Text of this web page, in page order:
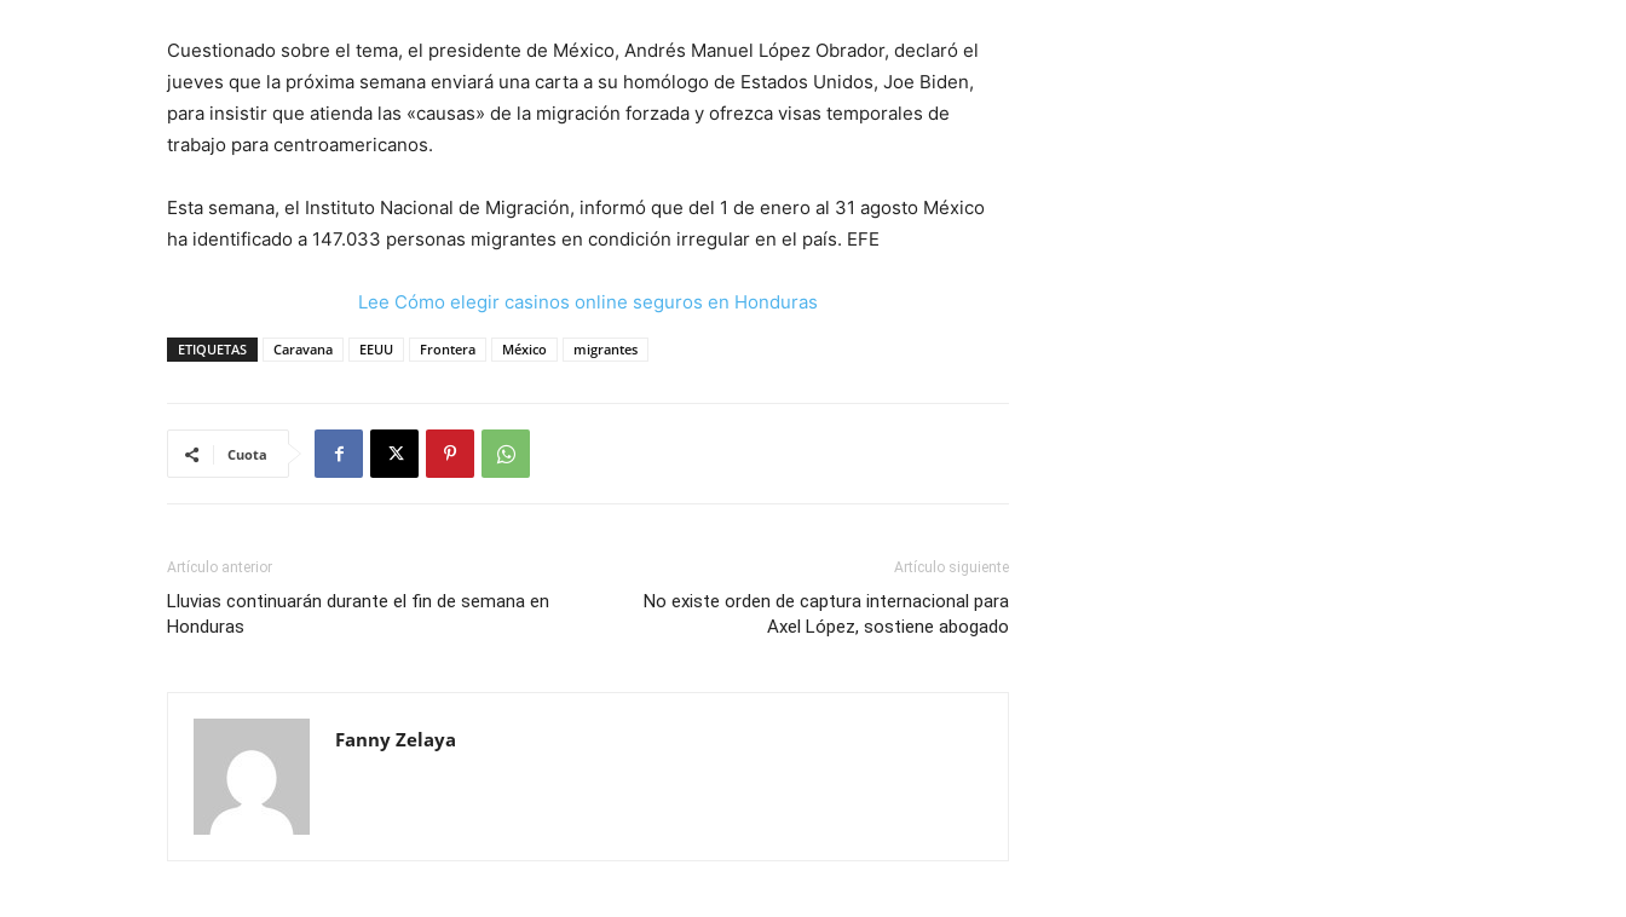
Cuestionado sobre el tema, el presidente de México, Andrés Manuel López Obrador, declaró el
jueves que la próxima semana enviará una carta a su homólogo de Estados Unidos, Joe Biden,
para insistir que atienda las «causas» de la migración forzada y ofrezca visas temporales de
trabajo para centroamericanos.
Esta semana, el Instituto Nacional de Migración, informó que del 1 de enero al 31 agosto México
ha identificado a 147.033 personas migrantes en condición irregular en el país. EFE
Lee Cómo elegir casinos online seguros en Honduras
ETIQUETAS Caravana EEUU Frontera México migrantes
Cuota
Artículo anterior
Lluvias continuarán durante el fin de semana en
Honduras
Artículo siguiente
No existe orden de captura internacional para
Axel López, sostiene abogado
Fanny Zelaya